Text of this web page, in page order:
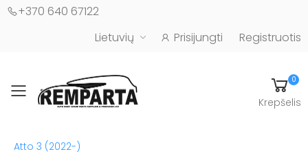
+370 640 67122
Lietuvių
Prisijungti Registruotis
Toggle mobile menu
0
Krepšelis
Atto 3 (2022-)